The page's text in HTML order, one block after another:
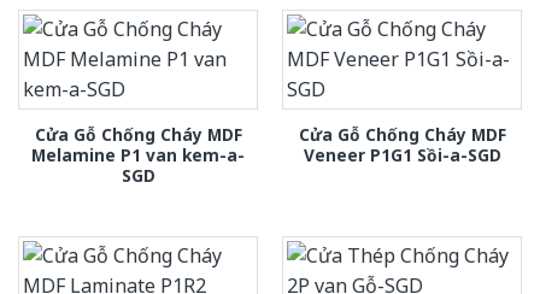
Cửa Gỗ Chống Cháy MDF
Melamine P1 van kem-a-
SGD
Cửa Gỗ Chống Cháy MDF
Veneer P1G1 Sồi-a-SGD